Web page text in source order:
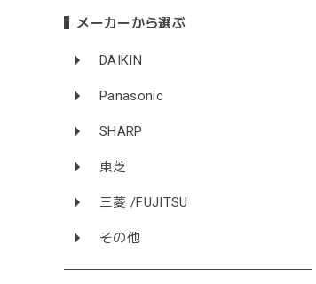
メーカーから選ぶ
DAIKIN
Panasonic
SHARP
東芝
三菱 /FUJITSU
その他